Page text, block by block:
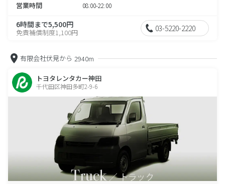
営業時間 08:00-22:00
6時間まで5,500円
免責補償制度1,100円 03-5220-2220
有限会社伏見から 2940m
トヨタレンタカー神田
千代田区神田多町2-9-6